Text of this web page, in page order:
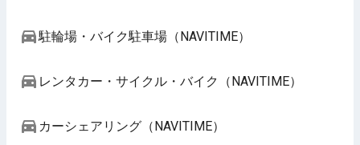
駐輪場・バイク駐車場（NAVITIME）
レンタカー・サイクル・バイク（NAVITIME）
カーシェアリング（NAVITIME）